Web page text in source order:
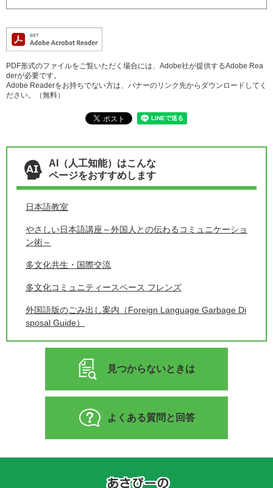
PDF形式のファイルをご覧いただく場合には、Adobe社が提供するAdobe Rea
derが必要です。
Adobe Readerをお持ちでない方は、バナーのリンク先からダウンロードしてく
ださい。（無料）
AI（人工知能）はこんな
ページをおすすめします
日本語教室
やさしい日本語講座～外国人との伝わるコミュニケーショ
ン術～
多文化共生・国際交流
多文化コミュニティースペース フレンズ
外国語版のごみ出し案内（Foreign Language Garbage Di
sposal Guide）
見つからないときは
よくある質問と回答